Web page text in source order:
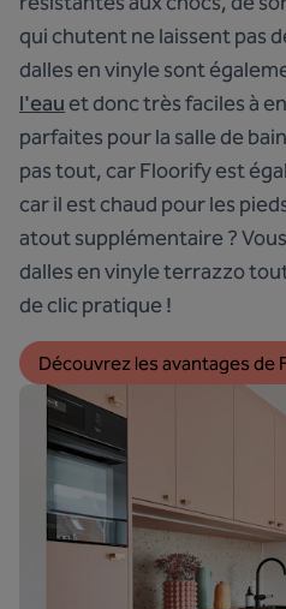
qui chutent ne laissent pas
dalles en vinyle sont
l'eau et donc très faciles à
parfaites pour la salle de
pas tout, car Floorify est
car il est chaud pour les
atout supplémentaire ?
dalles en vinyle terrazzo
de clic pratique !
Découvrez les avantages de